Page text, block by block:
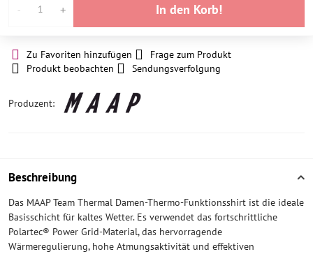
In den Korb!
Zu Favoriten hinzufügen
Frage zum Produkt
Produkt beobachten
Sendungsverfolgung
Produzent:
Beschreibung
Das MAAP Team Thermal Damen-Thermo-Funktionsshirt ist die ideale
Basisschicht für kaltes Wetter. Es verwendet das fortschrittliche
Polartec® Power Grid-Material, das hervorragende
Wärmeregulierung, hohe Atmungsaktivität und effektiven